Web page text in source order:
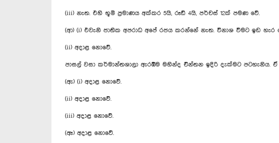
(iii) නැත. එහි භූමි ප්‍රමාණය අක්කර 5යි, රූඩ් 4යි, පර්චස් 12ක් පමණ වේ.
(ආ) (i) එවැනි ජාතික අපරාධ අපේ රජය කරන්නේ නැත. විනාශ වීමට ඉඩ හැර
(ii) අදාළ නොවේ.
පාසල් වසා කර්මාන්තශාලා ඇරඹීම මහින්ද චින්තන ඉදිරි දැක්මට පටහැනිය.
(ඇ) (i) අදාළ නොවේ.
(ii) අදාළ නොවේ.
(iii) අදාළ නොවේ.
(ඈ) අදාළ නොවේ.